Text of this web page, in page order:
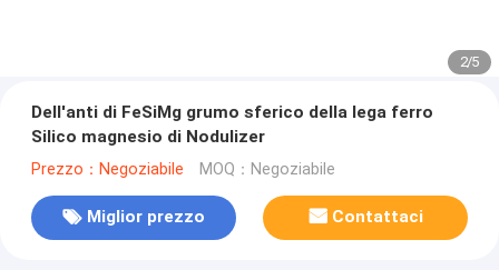
2/5
Dell'anti di FeSiMg grumo sferico della lega ferro
Silico magnesio di Nodulizer
Prezzo：Negoziabile MOQ：Negoziabile
Miglior prezzo Contattaci